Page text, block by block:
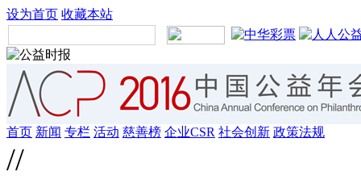
设为首页 收藏本站
首页 新闻 专栏 活动 慈善榜 企业CSR 社会创新 政策法规
//